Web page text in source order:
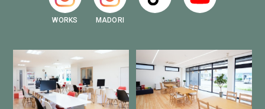
WORKS MADORI